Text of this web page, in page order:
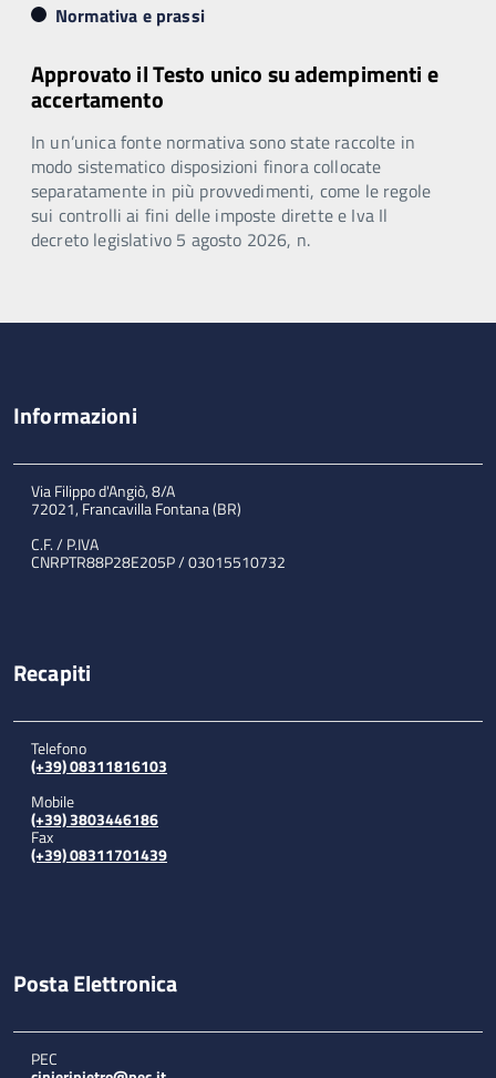
Normativa e prassi
Approvato il Testo unico su adempimenti e
accertamento
In un’unica fonte normativa sono state raccolte in
modo sistematico disposizioni finora collocate
separatamente in più provvedimenti, come le regole
sui controlli ai fini delle imposte dirette e Iva Il
decreto legislativo 5 agosto 2026, n.
Informazioni
Via Filippo d'Angiò, 8/A
72021, Francavilla Fontana (BR)
C.F. / P.IVA
CNRPTR88P28E205P / 03015510732
Recapiti
Telefono
(+39) 08311816103
Mobile
(+39) 3803446186
Fax
(+39) 08311701439
Posta Elettronica
PEC